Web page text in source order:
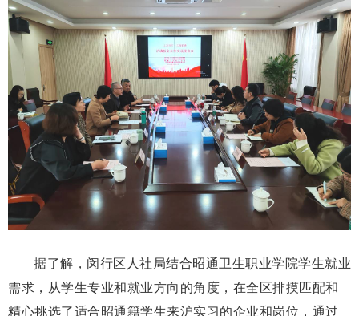
据了解，闵行区人社局结合昭通卫生职业学院学生就业
需求，从学生专业和就业方向的角度，在全区排摸匹配和
精心挑选了适合昭通籍学生来沪实习的企业和岗位，通过